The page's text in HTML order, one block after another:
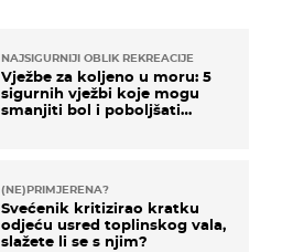
NAJSIGURNIJI OBLIK REKREACIJE
Vježbe za koljeno u moru: 5
sigurnih vježbi koje mogu
smanjiti bol i poboljšati
(NE)PRIMJERENA?
Svećenik kritizirao kratku
odjeću usred toplinskog vala,
slažete li se s njim?